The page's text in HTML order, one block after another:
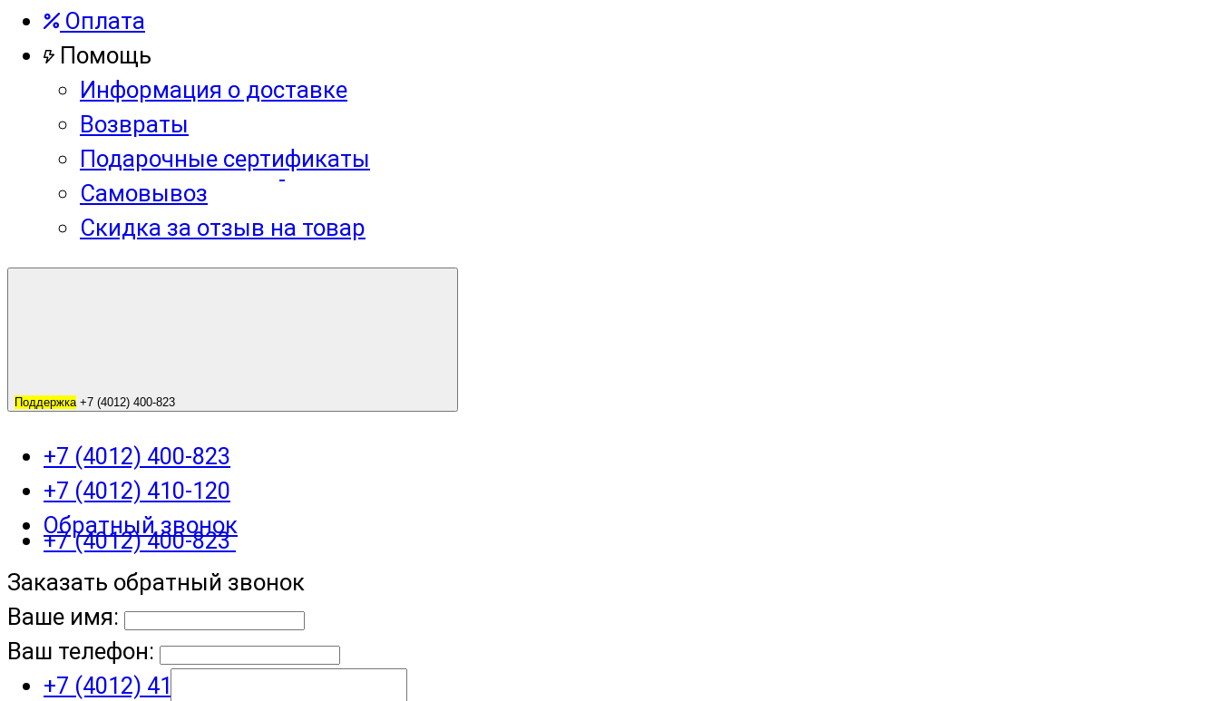
+7 (4012) 400-823
+7 (4012) 410-120
Оплата
Помощь
Информация о доставке
Возвраты
Подарочные сертификаты
Самовывоз
Скидка за отзыв на товар
Поддержка+7 (4012) 400-823
+7 (4012) 400-823
+7 (4012) 410-120
Обратный звонок
Заказать обратный звонок
Ваше имя:
Ваш телефон: